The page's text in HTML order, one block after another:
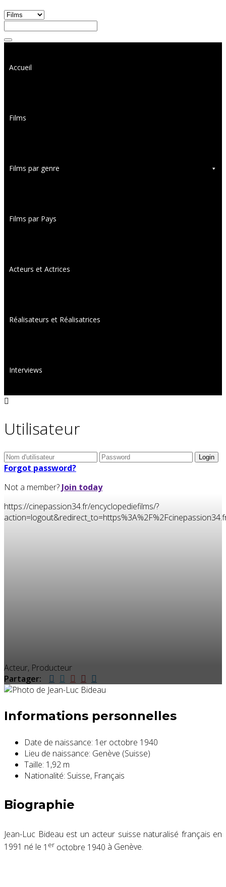
Accueil
Films
Films par genre
Films par Pays
Acteurs et Actrices
Réalisateurs et Réalisatrices
Interviews
Utilisateur
Forgot password?
Not a member? Join today
https://cinepassion34.fr/encyclopediefilms/?
Acteur, Producteur
Partager:
Informations personnelles
Date de naissance: 1er octobre 1940
Lieu de naissance: Genève (Suisse)
Taille: 1,92 m
Nationalité: Suisse, Français
Biographie
Jean-Luc Bideau est un acteur suisse naturalisé français en
1991 né le 1 er octobre 1940 à Genève.